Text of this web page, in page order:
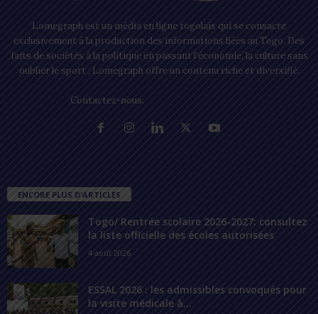
Lomegraph est un média en ligne togolais qui se consacre
exclusivement à la production des informations liées au Togo. Des
faits de sociétés à la politique en passant l’économie, la culture sans
oublier le sport ; Lomegraph offre un contenu riche et diversifié.
Contactez-nous:
ENCORE PLUS D'ARTICLES
Togo/ Rentrée scolaire 2026-2027: consultez
la liste officielle des écoles autorisées
4 août 2026
ESSAL 2026 : les admissibles convoqués pour
la visite médicale à...